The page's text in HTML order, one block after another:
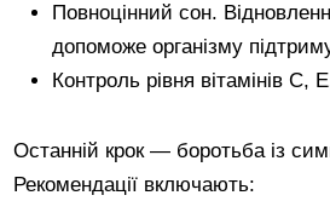
Повноцінний сон.
допоможе організму
Контроль рівня вітамінів С,
Останній крок — боротьба із
Рекомендації включають: